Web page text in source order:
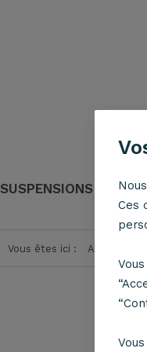
SUSPENSIONS
Vous êtes ici : Abat-jour
Ces